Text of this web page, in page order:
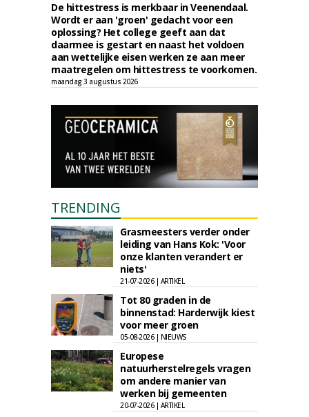
De hittestress is merkbaar in Veenendaal.
Wordt er aan 'groen' gedacht voor een
oplossing? Het college geeft aan dat
daarmee is gestart en naast het voldoen
aan wettelijke eisen werken ze aan meer
maatregelen om hittestress te voorkomen.
maandag 3 augustus 2026
TRENDING
Grasmeesters verder onder
leiding van Hans Kok: 'Voor
onze klanten verandert er
niets'
21-07-2026 | ARTIKEL
Tot 80 graden in de
binnenstad: Harderwijk kiest
voor meer groen
05-08-2026 | NIEUWS
Europese
natuurherstelregels vragen
om andere manier van
werken bij gemeenten
20-07-2026 | ARTIKEL